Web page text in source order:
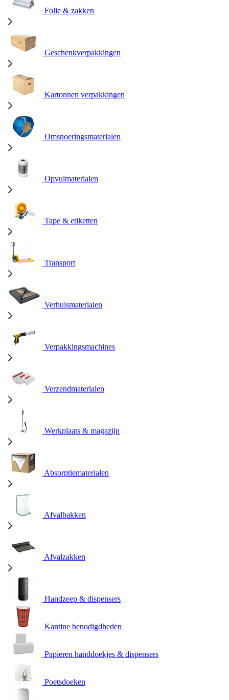
Folie & zakken
Geschenkverpakkingen
Kartonnen verpakkingen
Omsnoeringsmaterialen
Opvulmaterialen
Tape & etiketten
Transport
Verhuismaterialen
Verpakkingsmachines
Verzendmaterialen
Werkplaats & magazijn
Absorptiematerialen
Afvalbakken
Afvalzakken
Handzeep & dispensers
Kantine benodigdheden
Papieren handdoekjes & dispensers
Poetsdoeken